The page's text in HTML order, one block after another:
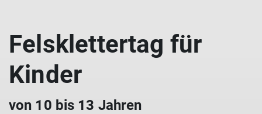
Felsklettertag für
Kinder
von 10 bis 13 Jahren